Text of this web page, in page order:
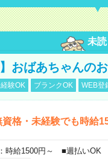
未読
おばあちゃんの
験OK ブランクOK WEB登
格・未経験でも時給
時給1500円～ ■週払い